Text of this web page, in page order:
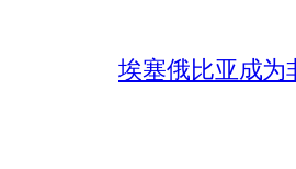
埃塞俄比亚成为